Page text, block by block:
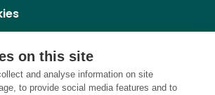
on this site
and analyse information on site
to provide social media features and to